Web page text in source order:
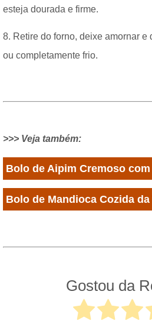
esteja dourada e firme.
8. Retire do forno, deixe amornar e
ou completamente frio.
>>> Veja também:
Bolo de Aipim Cremoso
Bolo de Mandioca Cozida da
Gostou da